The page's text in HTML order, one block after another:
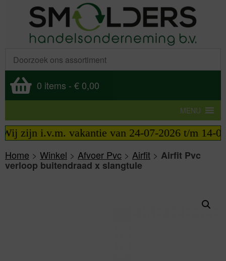
0 items - € 0,00
MENU
i.v.m. vakantie van 24-07-2026 t/m 14-08-
Home > Winkel > Afvoer Pvc > Airfit > Airfit Pvc
verloop buitendraad x slangtule